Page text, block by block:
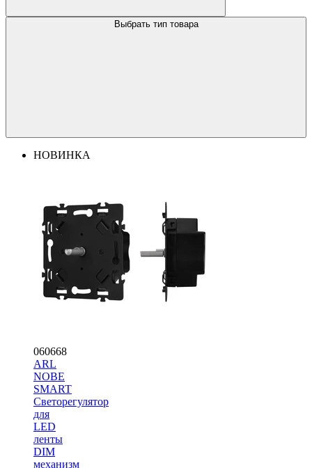
Выбрать тип товара
НОВИНКА
060668
ARL
NOBE
SMART
Светорегулятор
для
LED
ленты
DIM
механизм